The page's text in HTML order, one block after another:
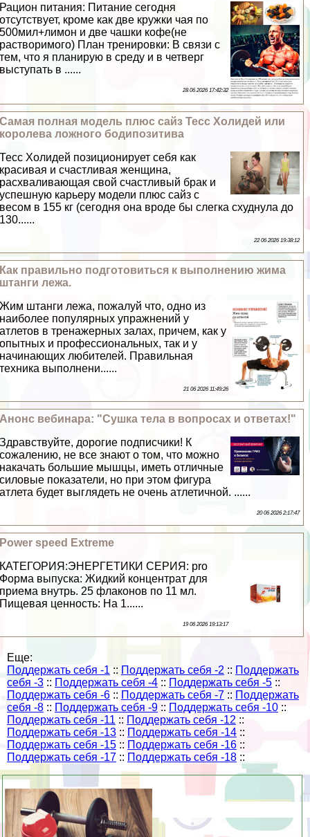
Рацион питания: Питание сегодня
отсутствует, кроме как две кружки чая по
500мил+лимон и две чашки кофе(не
растворимого) План тренировки: В связи с
тем, что я планирую в среду и в четверг
выступать в ......
28 06 2026 17:42:32
Самая полная модель плюс сайз Тесс Холидей или
королева ложного бодипозитива
Тесс Холидей позиционирует себя как
красивая и счастливая женщина,
расхваливающая свой счастливый бpaк и
успешную карьеру модели плюс сайз с
весом в 155 кг (сегодня она вроде бы слегка схуднула до
130......
22 06 2026 19:38:12
Как правильно подготовиться к выполнению жима
штанги лежа.
Жим штанги лежа, пожалуй что, одно из
наиболее популярных упражнений у
атлетов в тренажерных залах, причем, как у
опытных и профессиональных, так и у
начинающих любителей. Правильная
техника выполнени......
21 06 2026 11:49:26
Анонс вебинара: "Сушка тела в вопросах и ответах!"
Здравствуйте, дорогие подписчики! К
сожалению, не все знают о том, что можно
накачать большие мышцы, иметь отличные
силовые показатели, но при этом фигура
атлета будет выглядеть не очень атлетичной. ......
20 06 2026 2:17:47
Power speed Extreme
КАТЕГОРИЯ:ЭНЕРГЕТИКИ СЕРИЯ: pro
Форма выпуска: Жидкий концентрат для
приема внутрь. 25 флаконов по 11 мл.
Пищевая ценность: На 1......
19 06 2026 19:13:17
Еще:
Поддержать себя -1 :: Поддержать себя -2 :: Поддержать
себя -3 :: Поддержать себя -4 :: Поддержать себя -5 ::
Поддержать себя -6 :: Поддержать себя -7 :: Поддержать
себя -8 :: Поддержать себя -9 :: Поддержать себя -10 ::
Поддержать себя -11 :: Поддержать себя -12 ::
Поддержать себя -13 :: Поддержать себя -14 ::
Поддержать себя -15 :: Поддержать себя -16 ::
Поддержать себя -17 :: Поддержать себя -18 ::